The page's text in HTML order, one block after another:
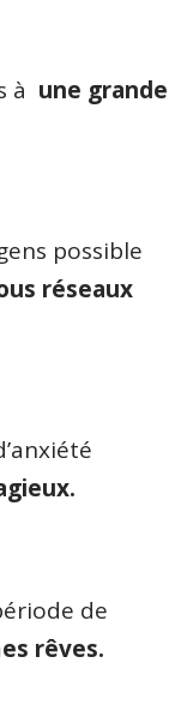
à une grande
possible
réseaux
de
rêves.